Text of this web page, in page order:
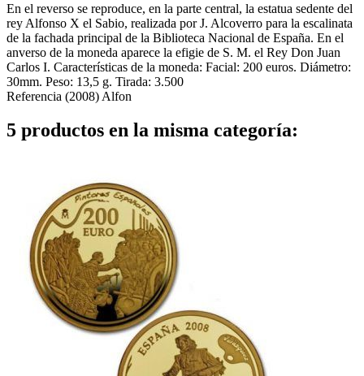
En el reverso se reproduce, en la parte central, la estatua sedente del
rey Alfonso X el Sabio, realizada por J. Alcoverro para la escalinata
de la fachada principal de la Biblioteca Nacional de España. En el
anverso de la moneda aparece la efigie de S. M. el Rey Don Juan
Carlos I. Características de la moneda: Facial: 200 euros. Diámetro:
30mm. Peso: 13,5 g. Tirada: 3.500
Referencia (2008) Alfon
5 productos en la misma categoría: